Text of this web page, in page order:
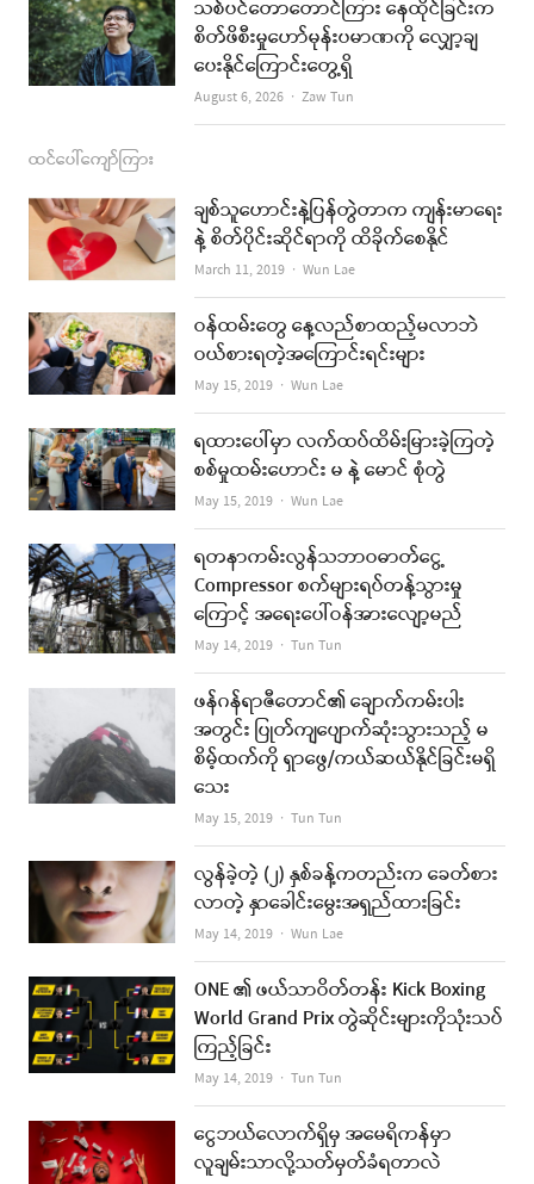
သစ်ပင်တောတောင်ကြား နေထိုင်ခြင်းက
စိတ်ဖိစီးမှုဟော်မုန်းပမာဏကို လျှော့ချ
ပေးနိုင်ကြောင်းတွေ့ရှိ
August 6, 2026 Author
Zaw Tun
ထင်ပေါ်ကျော်ကြား
ချစ်သူဟောင်းနဲ့ပြန်တွဲတာက ကျန်းမာရေး
နဲ့ စိတ်ပိုင်းဆိုင်ရာကို ထိခိုက်စေနိုင်
March 11, 2019 Author
Wun Lae
ဝန်ထမ်းတွေ နေ့လည်စာထည့်မလာဘဲ
ဝယ်စားရတဲ့အကြောင်းရင်းများ
May 15, 2019 Author
Wun Lae
ရထားပေါ်မှာ လက်ထပ်ထိမ်းမြားခဲ့ကြတဲ့
စစ်မှုထမ်းဟောင်း မ နဲ့ မောင် စုံတွဲ
May 15, 2019 Author
Wun Lae
ရတနာကမ်းလွန်သဘာဝဓာတ်ငွေ့
Compressor စက်များရပ်တန့်သွားမှု
ကြောင့် အရေးပေါ်ဝန်အားလျော့မည်
May 14, 2019 Author
Tun Tun
ဖန်ဂန်ရာဇီတောင်၏ ချောက်ကမ်းပါး
အတွင်း ပြုတ်ကျပျောက်ဆုံးသွားသည့် မ
စိမ့်ထက်ကို ရှာဖွေ/ကယ်ဆယ်နိုင်ခြင်းမရှိ
သေး
May 15, 2019 Author
Tun Tun
လွန်ခဲ့တဲ့ (၂) နှစ်ခန့်ကတည်းက ခေတ်စား
လာတဲ့ နှာခေါင်းမွေးအရှည်ထားခြင်း
May 14, 2019 Author
Wun Lae
ONE ၏ ဖယ်သာဝိတ်တန်း Kick Boxing
World Grand Prix တွဲဆိုင်းများကိုသုံးသပ်
ကြည့်ခြင်း
May 14, 2019 Author
Tun Tun
ငွေဘယ်လောက်ရှိမှ အမေရိကန်မှာ
လူချမ်းသာလို့သတ်မှတ်ခံရတာလဲ